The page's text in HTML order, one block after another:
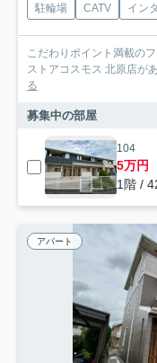
駐輪場 CATV イン
こだわりポイント満載の
ストアコスモス 北原店が
る
募集中の部屋
104
5万円
1階 /
アパート